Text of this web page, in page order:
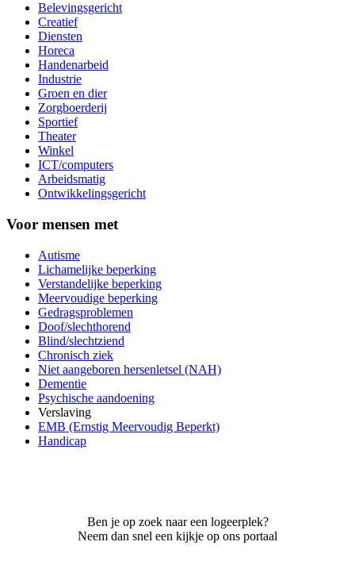
Belevingsgericht
Creatief
Diensten
Horeca
Handenarbeid
Industrie
Groen en dier
Zorgboerderij
Sportief
Theater
Winkel
ICT/computers
Arbeidsmatig
Ontwikkelingsgericht
Voor mensen met
Autisme
Lichamelijke beperking
Verstandelijke beperking
Meervoudige beperking
Gedragsproblemen
Doof/slechthorend
Blind/slechtziend
Chronisch ziek
Niet aangeboren hersenletsel (NAH)
Dementie
Psychische aandoening
Verslaving
EMB (Ernstig Meervoudig Beperkt)
Handicap
Ben je op zoek naar een logeerplek?
Neem dan snel een kijkje op ons portaal